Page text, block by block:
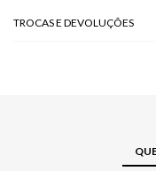
TROCAS E DEVOLUÇÕES